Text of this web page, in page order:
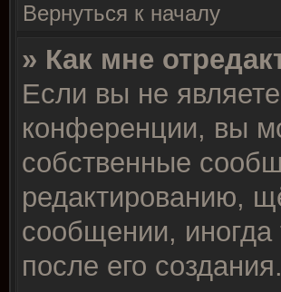
Вернуться к началу
» Как мне
Если вы не
конференции, вы
собственные
редактированию,
сообщении, иногда
после его